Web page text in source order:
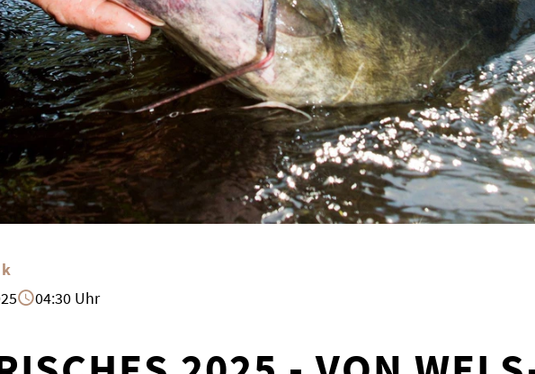
04:30 Uhr